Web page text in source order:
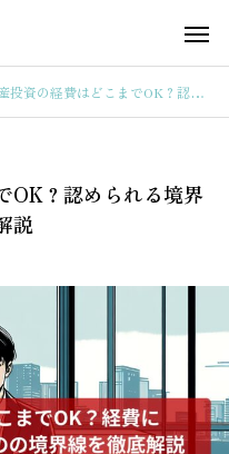
経費はどこまでOK？認められる境界線と正しい計上方法を徹底解説
OK？認められる境界
説